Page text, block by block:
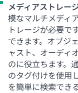
メディアストレー
模なマルチメディ
トレージが必要で
できます。オブジ
ャスト、オーディ
のに役立ちます。
のタグ付けを使用
を簡単に検索でき